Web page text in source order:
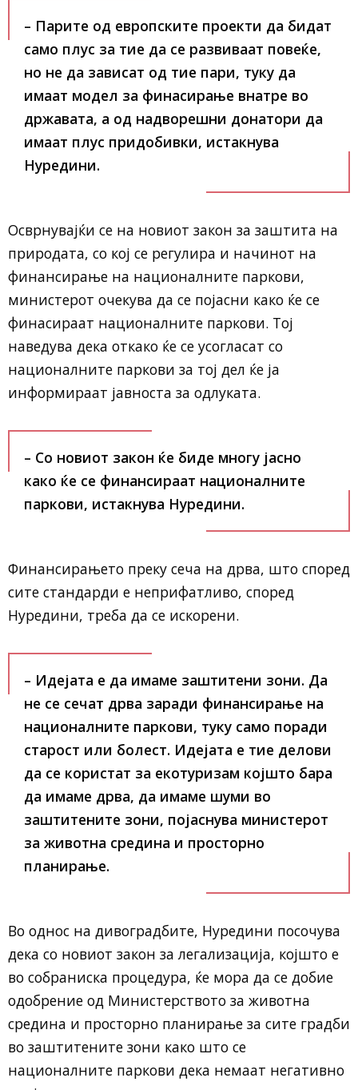
– Парите од европските проекти да бидат
само плус за тие да се развиваат повеќе,
но не да зависат од тие пари, туку да
имаат модел за финасирање внатре во
државата, а од надворешни донатори да
имаат плус придобивки, истакнува
Нуредини.
Осврнувајќи се на новиот закон за заштита на
природата, со кој се регулира и начинот на
финансирање на националните паркови,
министерот очекува да се појасни како ќе се
финасираат националните паркови. Тој
наведува дека откако ќе се усогласат со
националните паркови за тој дел ќе ја
информираат јавноста за одлуката.
– Со новиот закон ќе биде многу јасно
како ќе се финансираат националните
паркови, истакнува Нуредини.
Финансирањето преку сеча на дрва, што според
сите стандарди е неприфатливо, според
Нуредини, треба да се искорени.
– Идејата е да имаме заштитени зони. Да
не се сечат дрва заради финансирање на
националните паркови, туку само поради
старост или болест. Идејата е тие делови
да се користат за екотуризам којшто бара
да имаме дрва, да имаме шуми во
заштитените зони, појаснува министерот
за животна средина и просторно
планирање.
Во однос на дивоградбите, Нуредини посочува
дека со новиот закон за легализација, којшто е
во собраниска процедура, ќе мора да се добие
одобрение од Министерството за животна
средина и просторно планирање за сите градби
во заштитените зони како што се
националните паркови дека немаат негативно